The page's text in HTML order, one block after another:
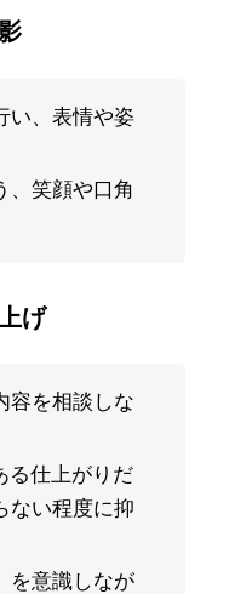
い、表情や姿
、笑顔や口角
げ
容を相談しな
る仕上がりだ
ない程度に抑
を意識しなが